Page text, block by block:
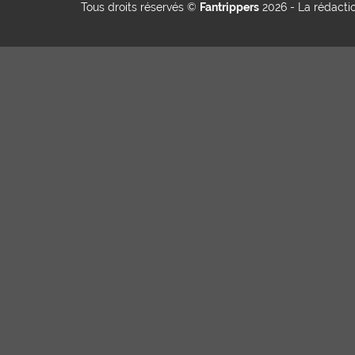
Tous droits réservés © Fantrippers 2026 - La